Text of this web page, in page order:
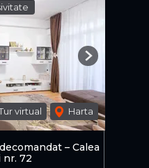
virtual Harta
Next
– Calea
nr. 72